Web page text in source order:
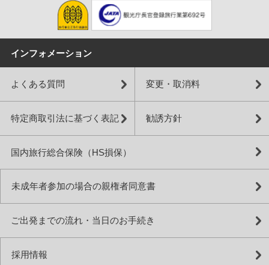
インフォメーション
よくある質問 変更・取消料
特定商取引法に基づく表記 勧誘方針
国内旅行総合保険（HS損保）
未成年者参加の場合の親権者同意書
ご出発までの流れ・当日のお手続き
採用情報